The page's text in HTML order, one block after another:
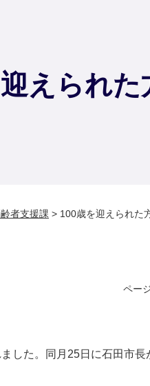
えられた
者支援課 > 100歳を迎えられた
ペー
た。同月25日に石田市長